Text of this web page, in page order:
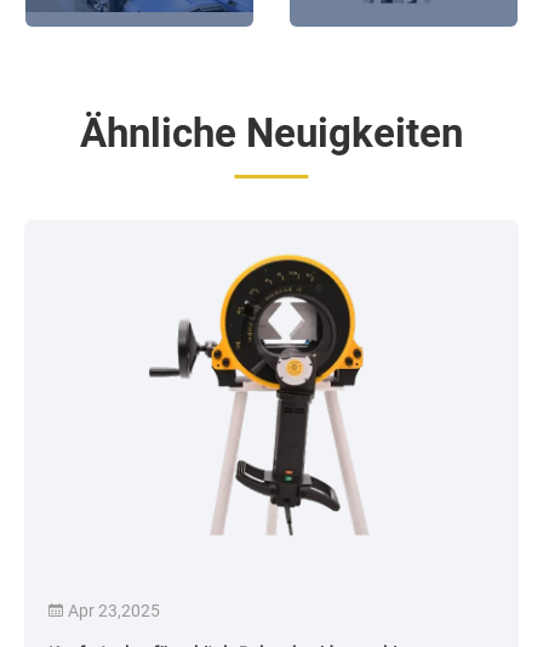
Orbitalschweißmaschinen:
Ähnliche Neuigkeiten
Apr 23,2025